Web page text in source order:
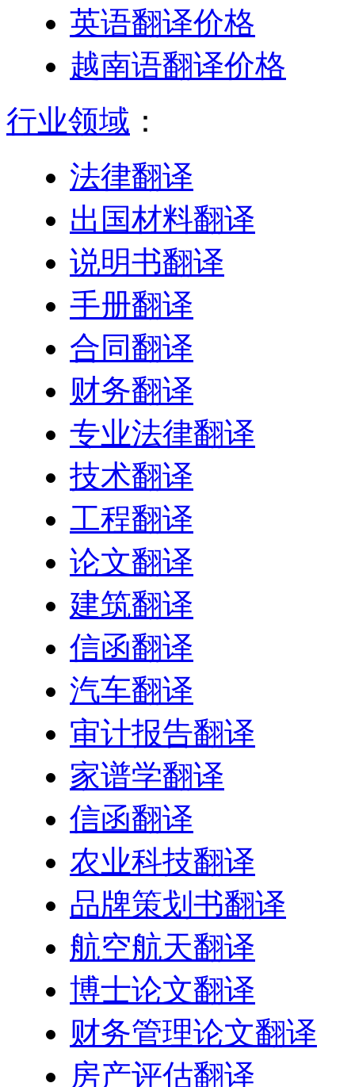
英语翻译价格
越南语翻译价格
行业领域 ：
法律翻译
出国材料翻译
说明书翻译
手册翻译
合同翻译
财务翻译
专业法律翻译
技术翻译
工程翻译
论文翻译
建筑翻译
信函翻译
汽车翻译
审计报告翻译
家谱学翻译
信函翻译
农业科技翻译
品牌策划书翻译
航空航天翻译
博士论文翻译
财务管理论文翻译
房产评估翻译